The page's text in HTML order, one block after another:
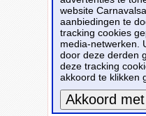
dochter. Materiaal:
Dit carnavalsartikel
my dog is serious
is te bestellen bij
12,99.
Bestellen
website
aanbiedingen te
tracking cookies
media-netwerken.
door deze derden
deze tracking
akkoord te klikken